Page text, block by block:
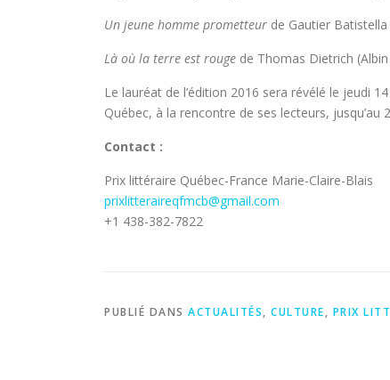
Un jeune homme prometteur de Gautier Batistella
Là où la terre est rouge de Thomas Dietrich
Le lauréat de l’édition 2016 sera révélé le jeudi
Québec, à la rencontre de ses lecteurs, jusqu’au
Contact :
Prix littéraire Québec-France Marie-Claire-Blais
prixlitteraireqfmcb@gmail.com
+1 438-382-7822
PUBLIÉ DANS ACTUALITÉS, CULTURE, PRIX